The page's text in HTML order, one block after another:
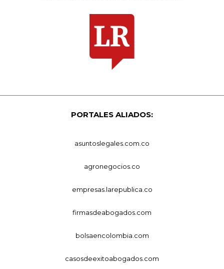
PORTALES ALIADOS:
asuntoslegales.com.co
agronegocios.co
empresas.larepublica.co
firmasdeabogados.com
bolsaencolombia.com
casosdeexitoabogados.com